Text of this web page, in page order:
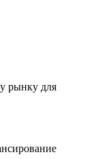
рынку для